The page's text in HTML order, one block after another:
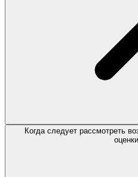
Когда следует рассмотреть